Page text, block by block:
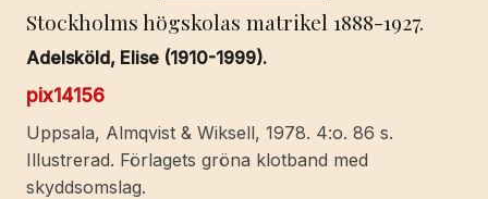
Stockholms högskolas matrikel 1888-1927.
Adelsköld, Elise (1910-1999).
pix14156
Uppsala, Almqvist & Wiksell, 1978. 4:o. 86 s.
Illustrerad. Förlagets gröna klotband med
skyddsomslag.